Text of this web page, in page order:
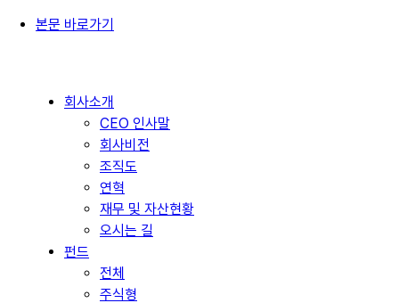
본문 바로가기
회사소개
CEO 인사말
회사비전
조직도
연혁
재무 및 자산현황
오시는 길
펀드
전체
주식형